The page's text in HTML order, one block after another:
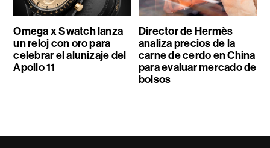
Omega x Swatch lanza
un reloj con oro para
celebrar el alunizaje del
Apollo 11
Director de Hermès
analiza precios de la
carne de cerdo en China
para evaluar mercado de
bolsos